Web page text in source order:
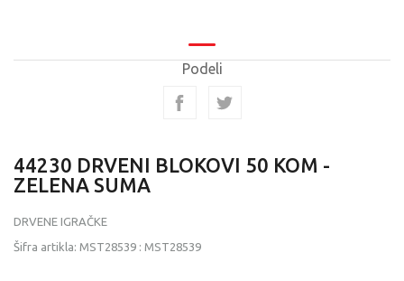
Podeli
44230 DRVENI BLOKOVI 50 KOM -
ZELENA SUMA
DRVENE IGRAČKE
Šifra artikla: MST28539 : MST28539